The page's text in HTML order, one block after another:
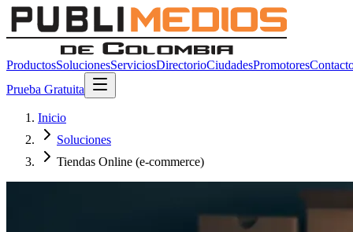
ProductosSolucionesServiciosDirectorioCiudadesPromotores
Prueba Gratuita
Inicio
Soluciones
Tiendas Online (e-commerce)